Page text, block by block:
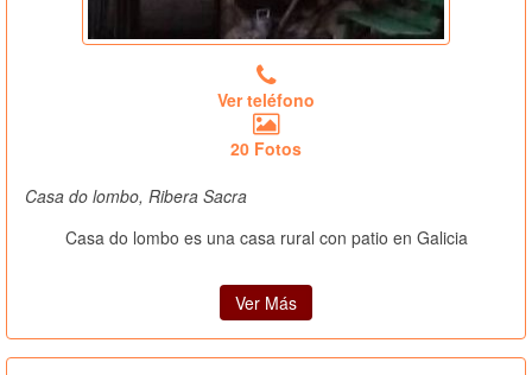
Ver teléfono
20 Fotos
Casa do lombo, Ribera Sacra
Casa do lombo es una casa rural con patio en Galicia
Ver Más